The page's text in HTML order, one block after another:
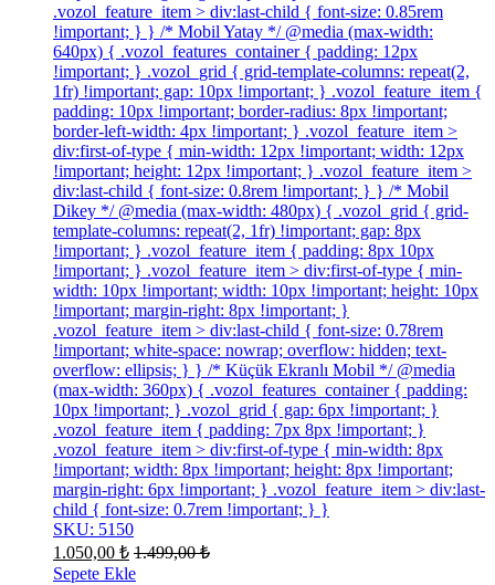
.vozol_feature_item > div:last-child { font-size: 0.85rem
!important; } } /* Mobil Yatay */ @media (max-width:
640px) { .vozol_features_container { padding: 12px
!important; } .vozol_grid { grid-template-columns: repeat(2,
1fr) !important; gap: 10px !important; } .vozol_feature_item {
padding: 10px !important; border-radius: 8px !important;
border-left-width: 4px !important; } .vozol_feature_item >
div:first-of-type { min-width: 12px !important; width: 12px
!important; height: 12px !important; } .vozol_feature_item >
div:last-child { font-size: 0.8rem !important; } } /* Mobil
Dikey */ @media (max-width: 480px) { .vozol_grid { grid-
template-columns: repeat(2, 1fr) !important; gap: 8px
!important; } .vozol_feature_item { padding: 8px 10px
!important; } .vozol_feature_item > div:first-of-type { min-
width: 10px !important; width: 10px !important; height: 10px
!important; margin-right: 8px !important; }
.vozol_feature_item > div:last-child { font-size: 0.78rem
!important; white-space: nowrap; overflow: hidden; text-
overflow: ellipsis; } } /* Küçük Ekranlı Mobil */ @media
(max-width: 360px) { .vozol_features_container { padding:
10px !important; } .vozol_grid { gap: 6px !important; }
.vozol_feature_item { padding: 7px 8px !important; }
.vozol_feature_item > div:first-of-type { min-width: 8px
!important; width: 8px !important; height: 8px !important;
margin-right: 6px !important; } .vozol_feature_item > div:last-
child { font-size: 0.7rem !important; } }
SKU: 5150
1.050,00 ₺ 1.499,00₺
Sepete Ekle